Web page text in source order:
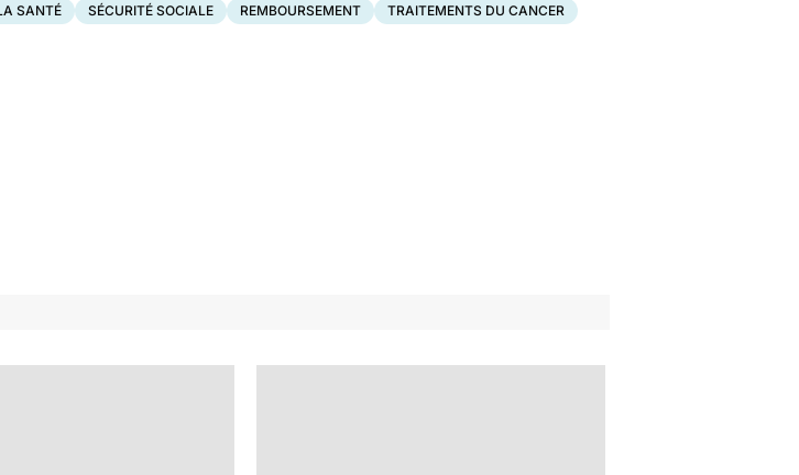
SANTÉ SÉCURITÉ SOCIALE REMBOURSEMENT TRAITEMENTS DU CANCER